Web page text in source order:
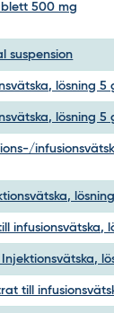
500 mg
suspension
lösning 5
lösning 5
infusionsvätska,
Injektionsvätska,
till